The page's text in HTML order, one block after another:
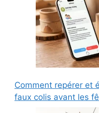
Comment repérer et
faux colis avant les